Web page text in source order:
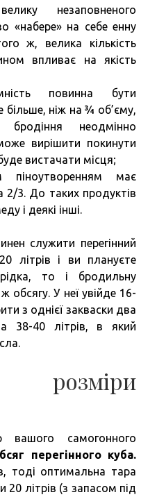
незаповненого
«набере» на себе енну
ж, велика кількість
впливає на якість
повинна бути
ніж на ¾ об’єму,
неодмінно
вирішити покинути
вистачати місця;
має
2/3. До таких продуктів
і деякі інші.
служити перегінний
літрів і ви плануєте
то і бродильну
обсягу. У неї увійде 16-
з однієї закваски два
38-40 літрів, в який
розміри
вашого самогонного
перегінного куба.
тоді оптимальна тара
літрів (з запасом під